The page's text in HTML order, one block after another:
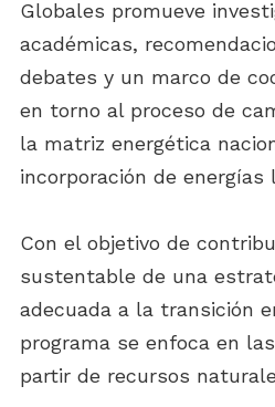
Globales promueve
académicas,
debates y un marco de
en torno al proceso de
la matriz energética
incorporación de energías
Con el objetivo de
sustentable de una
adecuada a la transición
programa se enfoca en
partir de recursos